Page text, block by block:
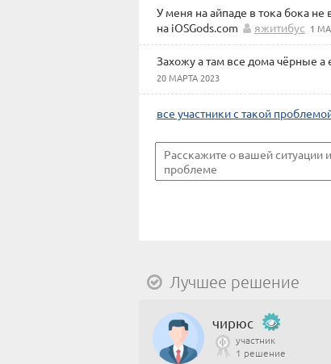
У меня на айпаде в тока бока
на iOSGods.com
яжитибус 1
Захожу а там все дома чёрные а
20 МАРТА 2023
все участники с такой
Лучшее решение
чирюс
участник
1 решение